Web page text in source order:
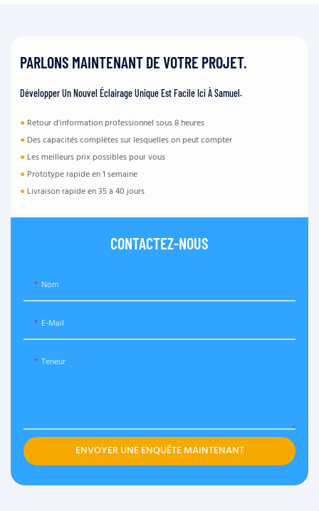
PARLONS MAINTENANT DE VOTRE PROJET.
Développer Un Nouvel Éclairage Unique Est Facile Ici À Samuel.
● Retour d'information professionnel sous 8 heures
● Des capacités complètes sur lesquelles on peut compter
● Les meilleurs prix possibles pour vous
● Prototype rapide en 1 semaine
● Livraison rapide en 35 à 40 jours
CONTACTEZ-NOUS
Nom
E-Mail
Teneur
ENVOYER UNE ENQUÊTE MAINTENANT